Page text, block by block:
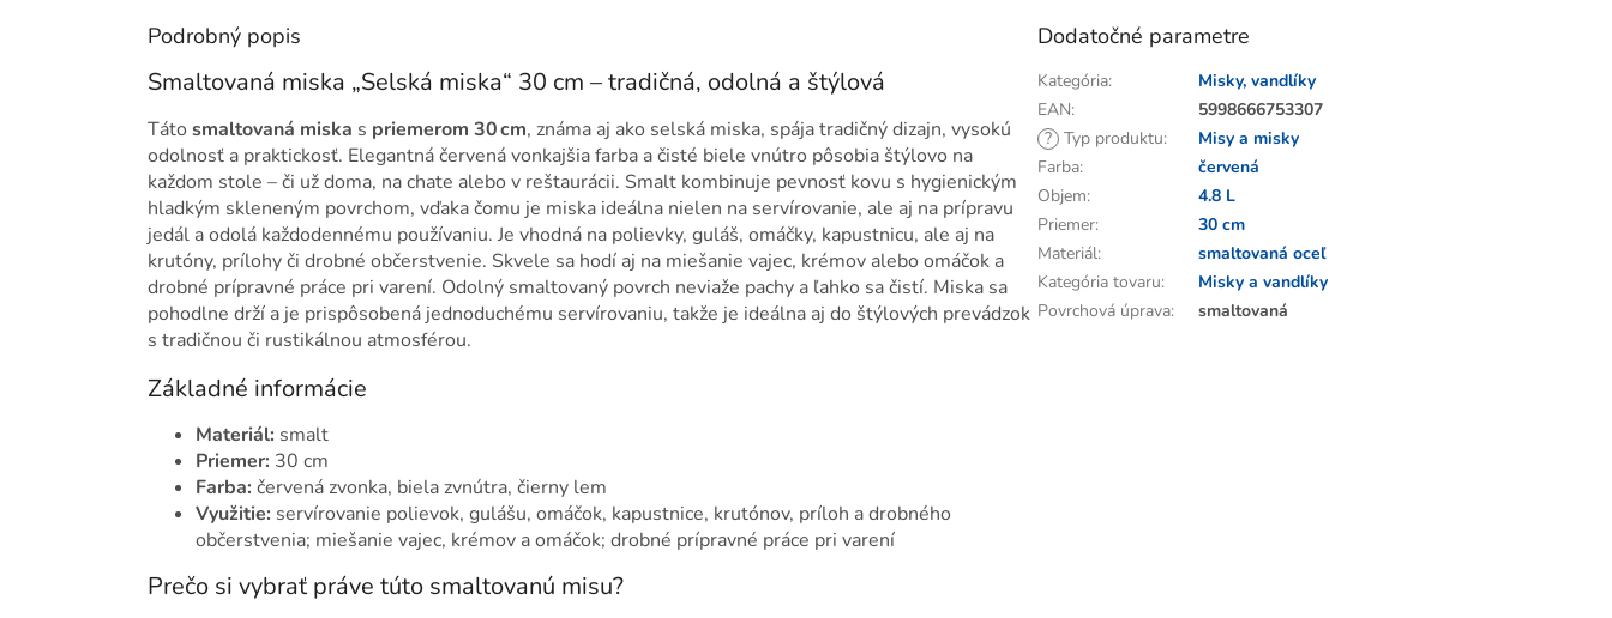
Podrobný popis
Smaltovaná miska „Selská miska“ 30 cm – tradičná, odolná a štýlová
Táto smaltovaná miska s priemerom 30 cm, známa aj ako selská miska, spája tradičný dizajn, vysokú
odolnosť a praktickosť. Elegantná červená vonkajšia farba a čisté biele vnútro pôsobia štýlovo na
každom stole – či už doma, na chate alebo v reštaurácii. Smalt kombinuje pevnosť kovu s hygienickým
hladkým skleneným povrchom, vďaka čomu je miska ideálna nielen na servírovanie, ale aj na prípravu
jedál a odolá každodennému používaniu. Je vhodná na polievky, guláš, omáčky, kapustnicu, ale aj na
krutóny, prílohy či drobné občerstvenie. Skvele sa hodí aj na miešanie vajec, krémov alebo omáčok a
drobné prípravné práce pri varení. Odolný smaltovaný povrch neviaže pachy a ľahko sa čistí. Miska sa
pohodlne drží a je prispôsobená jednoduchému servírovaniu, takže je ideálna aj do štýlových prevádzok
s tradičnou či rustikálnou atmosférou.
Základné informácie
Materiál: smalt
Priemer: 30 cm
Farba: červená zvonka, biela zvnútra, čierny lem
Využitie: servírovanie polievok, gulášu, omáčok, kapustnice, krutónov, príloh a drobného
občerstvenia; miešanie vajec, krémov a omáčok; drobné prípravné práce pri varení
Prečo si vybrať práve túto smaltovanú misu?
Dodatočné parametre
Kategória:
Misky, vandlíky
EAN:
5998666753307
? Typ produktu:
Misy a misky
Farba:
červená
Objem:
4.8 L
Priemer:
30 cm
Materiál:
smaltovaná oceľ
Kategória tovaru:
Misky a vandlíky
Povrchová úprava: smaltovaná